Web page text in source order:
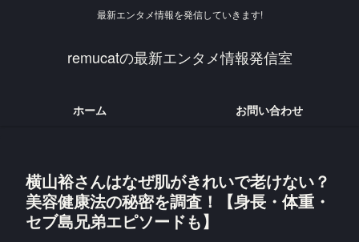
最新エンタメ情報を発信していきます!
remucatの最新エンタメ情報発信室
ホーム お問い合わせ
横山裕さんはなぜ肌がきれいで老けない？
美容健康法の秘密を調査！【身長・体重・
セブ島兄弟エピソードも】